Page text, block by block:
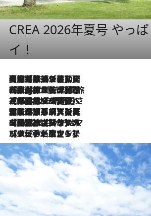
CREA 2026年夏号 やっ
イ！
2026.8.5
【厳選旅コスメ】国内をあちこち移動する河井菜摘が選んだ夏旅ベストコスメ発表！「リラックスアイテムはマスト」【Mサイズジップ】
2026.8.4
【厳選旅コスメ】「紫外線＆乾燥対策しながらメイク感も！」ヘア＆メイクGeorgeが選んだ夏旅ベストコスメを発表！【Mサイズジップ】
2026.8.3
【厳選旅コスメ】「保湿もタイパ重視！」“サウナ好き”タレント清水みさとが愛用する夏旅ベストコスメを発表！【Mサイズジップ】
2026.8.2
【厳選旅コスメ】美容家・瀬戸麻実の夏旅ベストコスメを発表！「ストレスなく使えるクレンジング＆洗顔は必須」【Mサイズジップ】
2026.8.1
【厳選旅コスメ】「UV＆美白ケアはマスト！」フリーアナウンサー宇賀なつみの夏旅ベストコスメを発表！【Mサイズジップ】
2026.7.23
【リピート確定！】ハワイの名店ランチプレートとサンドイッチ、手が止まらない人気ドーナツ